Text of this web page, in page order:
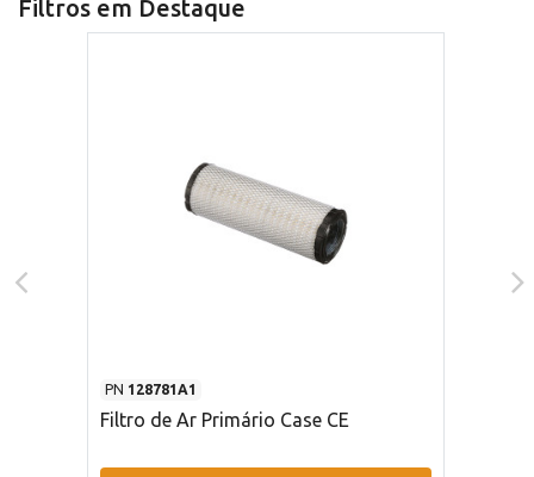
Filtros em Destaque
PN 128781A1
Filtro de Ar Primário Case CE